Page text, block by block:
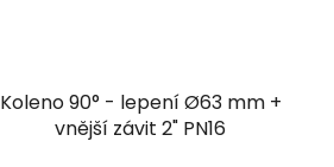
Koleno 90° - lepení Ø63 mm +
vnější závit 2" PN16